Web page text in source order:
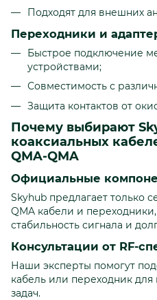
Подходят для внешних
Переходники и
Быстрое подключение
устройствами;
Совместимость с
Защита контактов от
Почему выбирают
коаксиальных
QMA-QMA
Официальные
Skyhub предлагает только
QMA кабели и
стабильность сигнала и
Консультации от RF-
Наши эксперты помогут
кабель или переходник
задач.